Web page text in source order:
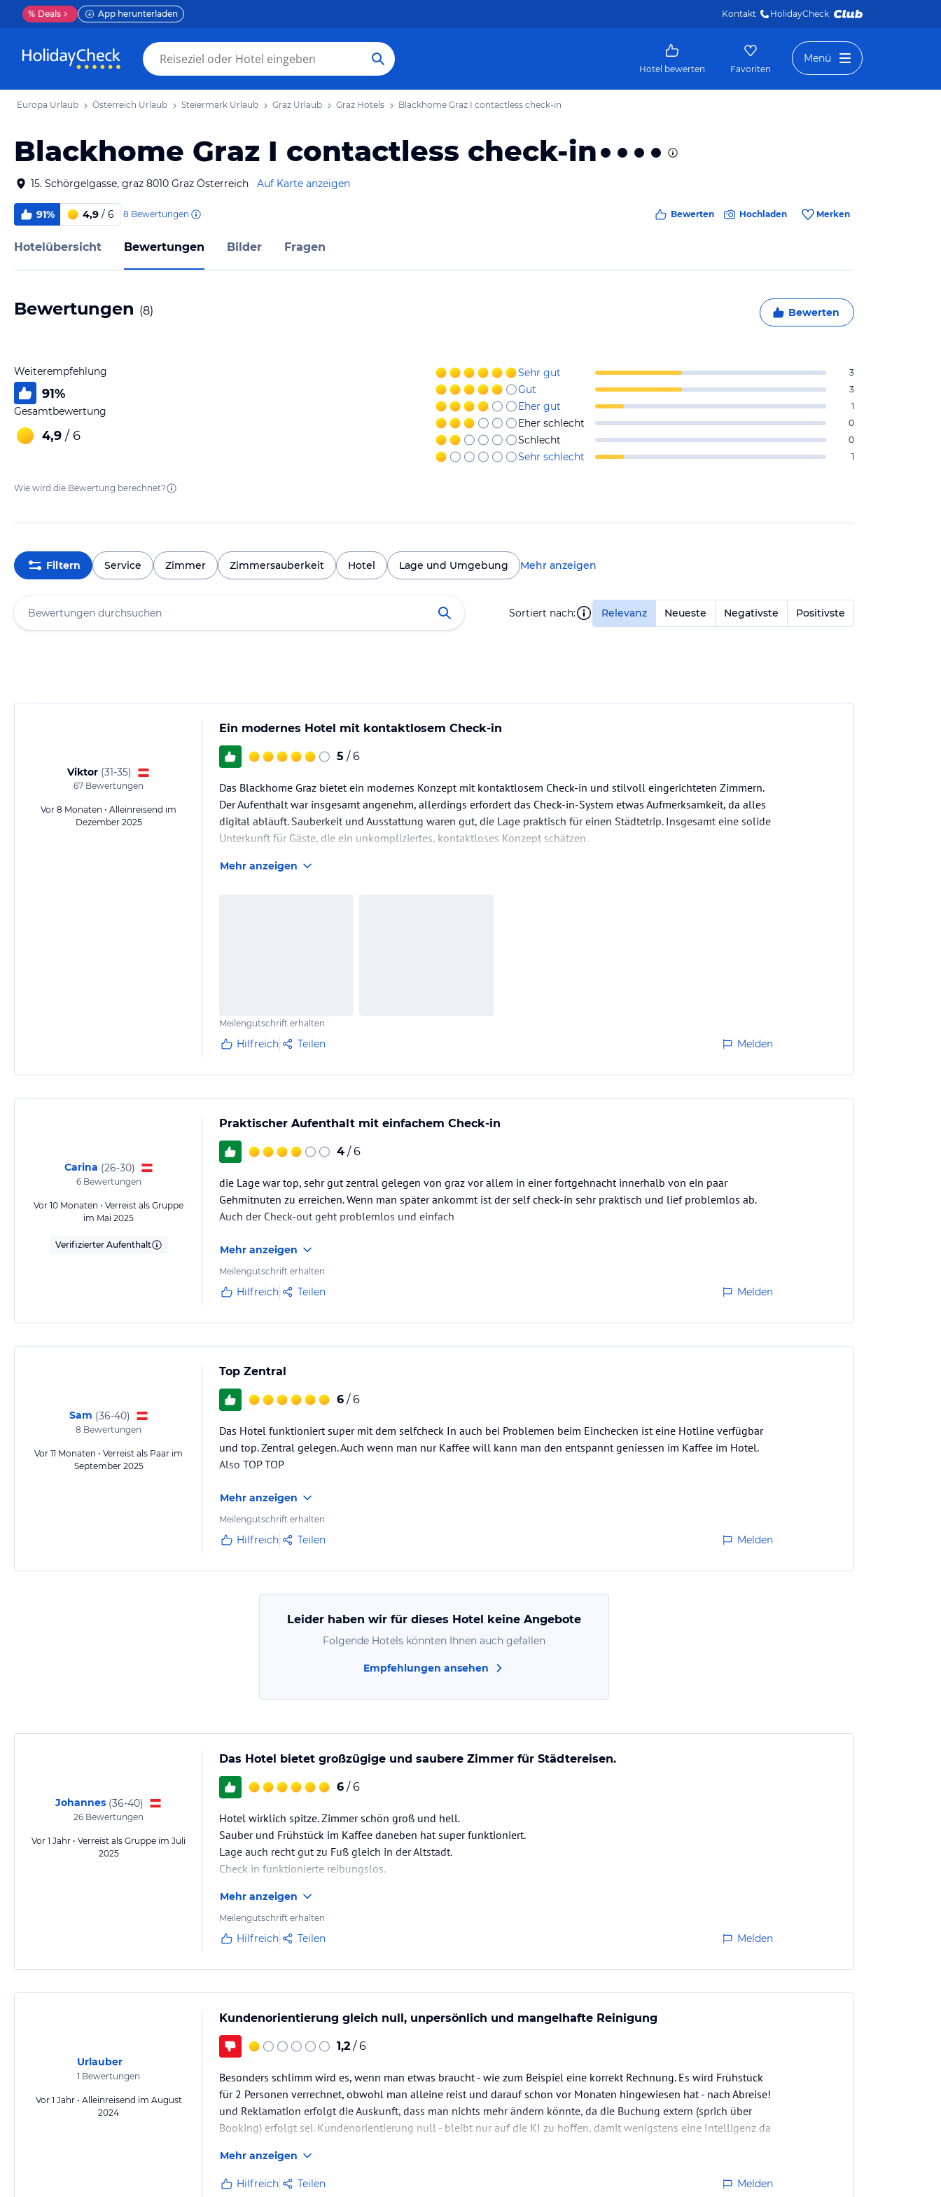
% Deals App herunterladen Kontakt HolidayCheck
Hotel bewerten Favoriten
Menü
Europa Urlaub Österreich Urlaub Steiermark Urlaub Graz Urlaub Graz Hotels Blackhome Graz I contactless check-in
Blackhome Graz I contactless check-in
15. Schörgelgasse, graz 8010 Graz Österreich Auf Karte anzeigen
91% 4,9 / 6 8 Bewertungen Bewerten Hochladen Merken
Hotelübersicht Bewertungen Bilder Fragen
Bewertungen (8) Bewerten
Weiterempfehlung
91%
Gesamtbewertung
4,9 / 6
Sehr gut 3
Gut 3
Eher gut 1
Eher schlecht 0
Schlecht 0
Sehr schlecht 1
Wie wird die Bewertung berechnet?
Filtern Service Zimmer Zimmersauberkeit Hotel Lage und Umgebung Mehr anzeigen
Sortiert nach: Relevanz Neueste Negativste Positivste
Viktor (31-35)
67 Bewertungen
Vor 8 Monaten • Alleinreisend im
Dezember 2025
Ein modernes Hotel mit kontaktlosem Check-in
5 / 6
Das Blackhome Graz bietet ein modernes Konzept mit kontaktlosem Check-in und stilvoll eingerichteten Zimmern.
Der Aufenthalt war insgesamt angenehm, allerdings erfordert das Check-in-System etwas Aufmerksamkeit, da alles
digital abläuft. Sauberkeit und Ausstattung waren gut, die Lage praktisch für einen Städtetrip. Insgesamt eine solide
Unterkunft für Gäste, die ein unkompliziertes, kontaktloses Konzept schätzen.
Mehr anzeigen
Meilengutschrift erhalten
Hilfreich Teilen Melden
Carina (26-30)
6Bewertungen
Vor 10 Monaten • Verreist als Gruppe
im Mai 2025
Verifizierter Aufenthalt
Praktischer Aufenthalt mit einfachem Check-in
4 / 6
die Lage war top, sehr gut zentral gelegen von graz vor allem in einer fortgehnacht innerhalb von ein paar
Gehmitnuten zu erreichen. Wenn man später ankommt ist der self check-in sehr praktisch und lief problemlos ab.
Auch der Check-out geht problemlos und einfach
Mehr anzeigen
Meilengutschrift erhalten
Hilfreich Teilen Melden
Sam (36-40)
8 Bewertungen
Vor 11 Monaten • Verreist als Paar im
September 2025
Top Zentral
6 / 6
Das Hotel funktioniert super mit dem selfcheck In auch bei Problemen beim Einchecken ist eine Hotline verfügbar
und top. Zentral gelegen. Auch wenn man nur Kaffee will kann man den entspannt geniessen im Kaffee im Hotel.
Also TOP TOP
Mehr anzeigen
Meilengutschrift erhalten
Hilfreich Teilen Melden
Leider haben wir für dieses Hotel keine Angebote
Folgende Hotels könnten Ihnen auch gefallen
Empfehlungen ansehen
Johannes (36-40)
26 Bewertungen
Vor 1 Jahr • Verreist als Gruppe im Juli
2025
Das Hotel bietet großzügige und saubere Zimmer für Städtereisen.
6 / 6
Hotel wirklich spitze. Zimmer schön groß und hell.
Sauber und Frühstück im Kaffee daneben hat super funktioniert.
Lage auch recht gut zu Fuß gleich in der Altstadt.
Check in funktionierte reibungslos.
Mehr anzeigen
Meilengutschrift erhalten
Hilfreich Teilen Melden
Urlauber
1 Bewertungen
Vor 1 Jahr • Alleinreisend im August
2024
Kundenorientierung gleich null, unpersönlich und mangelhafte Reinigung
1,2 / 6
Besonders schlimm wird es, wenn man etwas braucht - wie zum Beispiel eine korrekt Rechnung. Es wird Frühstück
für 2 Personen verrechnet, obwohl man alleine reist und darauf schon vor Monaten hingewiesen hat - nach Abreise!
und Reklamation erfolgt die Auskunft, dass man nichts mehr ändern könnte, da die Buchung extern (sprich über
Booking) erfolgt sei. Kundenorientierung null - bleibt nur auf die KI zu hoffen, damit wenigstens eine Intelligenz da
Mehr anzeigen
Hilfreich Teilen Melden